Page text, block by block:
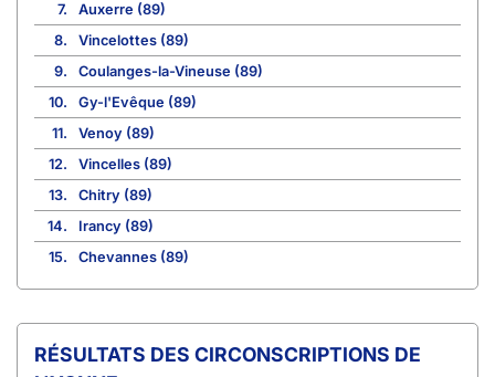
7.
Auxerre (89)
8.
Vincelottes (89)
9.
Coulanges-la-Vineuse (89)
10.
Gy-l'Evêque (89)
11.
Venoy (89)
12.
Vincelles (89)
13.
Chitry (89)
14.
Irancy (89)
15.
Chevannes (89)
CIRCONSCRIPTIONS DE